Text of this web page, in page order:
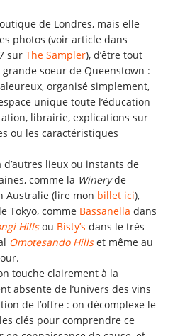
de Londres, mais elle
photos (voir article dans
sur The Sampler), d’être tout
soeur de Queenstown :
organisé simplement,
unique toute l’éducation
librairie, explications sur
ou les caractéristiques
d’autres lieux ou instants de
comme la Wineryde
Australie (lire mon billet ici),
Tokyo, comme Bassanella dans
Hillsou Bisty’s dans le très
Omotesando Hillset même au
touche clairement à la
absente de l’univers des vins
de l’offre : on décomplexe le
clés pour comprendre ce